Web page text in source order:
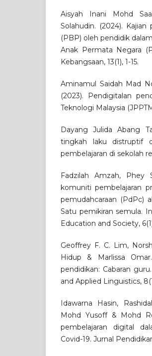
Aisyah Inani Mohd
Solahudin. (2024). Kajian
(PBP) oleh pendidik
Anak Permata Negara
Kebangsaan, 13(1), 1-15.
Aminamul Saidah Mad
(2023). Pendigitalan
Teknologi Malaysia
Dayang Julida Abang
tingkah laku distruptif
pembelajaran di sekolah
Fadzilah Amzah, Phey
komuniti pembelajaran
pemudahcaraan (PdPc)
Satu pemikiran semula.
Education and Society,
Geoffrey F. C. Lim,
Hidup & Marlissa
pendidikan: Cabaran
and Applied Linguistics,
Idawarna Hasin,
Mohd Yusoff & Mohd
pembelajaran digital
Covid-19. Jurnal